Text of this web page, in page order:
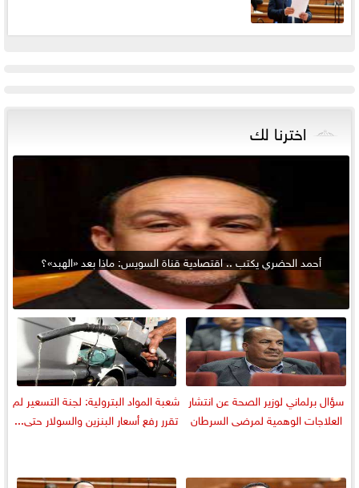
اخترنا لك
أحمد الحضري يكتب .. اقتصادية قناة السويس: ماذا بعد «الهبد»؟
سؤال برلماني لوزير الصحة عن انتشار
العلاجات الوهمية لمرضى السرطان
شعبة المواد البترولية: لجنة التسعير لم
تقرر رفع أسعار البنزين والسولار حتى...